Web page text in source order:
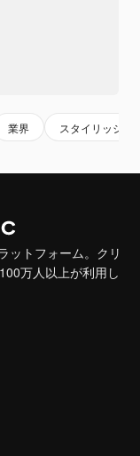
業界 スタイリッシュ
ットフォーム。クリ
万人以上が利用し